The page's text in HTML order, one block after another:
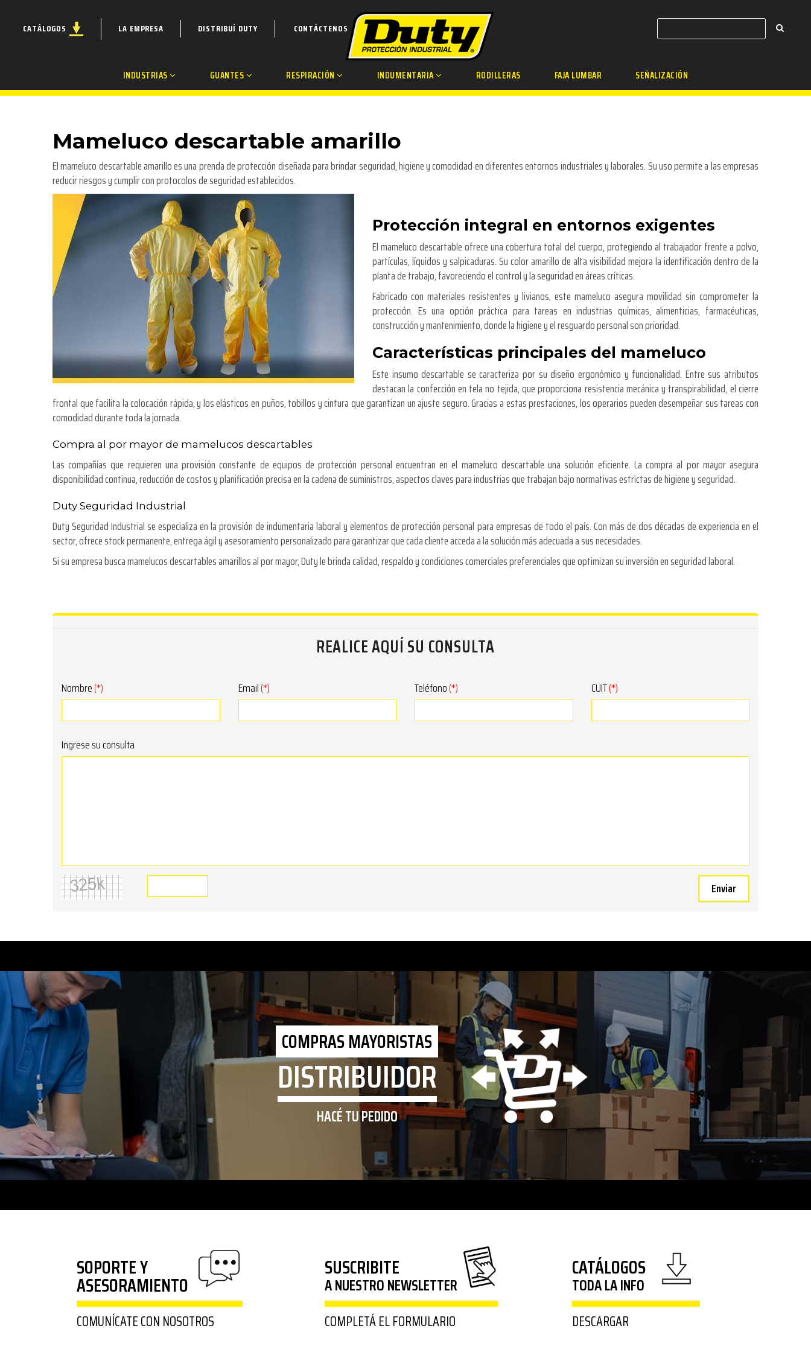
CATÁLOGOS LA EMPRESA DISTRIBUÍ DUTY CONTÁCTENOS
INDUSTRIAS GUANTES RESPIRACIÓN INDUMENTARIA RODILLERAS FAJA LUMBAR SEÑALIZACIÓN
Mameluco descartable amarillo
El mameluco descartable amarillo es una prenda de protección diseñada para brindar seguridad, higiene y comodidad en diferentes entornos industriales y laborales. Su uso permite a las empresas
reducir riesgos y cumplir con protocolos de seguridad establecidos.
Protección integral en entornos exigentes
El mameluco descartable ofrece una cobertura total del cuerpo, protegiendo al trabajador frente a polvo,
partículas, líquidos y salpicaduras. Su color amarillo de alta visibilidad mejora la identificación dentro de la
planta de trabajo, favoreciendo el control y la seguridad en áreas críticas.
Fabricado con materiales resistentes y livianos, este mameluco asegura movilidad sin comprometer la
protección. Es una opción práctica para tareas en industrias químicas, alimenticias, farmacéuticas,
construcción y mantenimiento, donde la higiene y el resguardo personal son prioridad.
Características principales del mameluco
Este insumo descartable se caracteriza por su diseño ergonómico y funcionalidad. Entre sus atributos
destacan la confección en tela no tejida, que proporciona resistencia mecánica y transpirabilidad, el cierre
frontal que facilita la colocación rápida, y los elásticos en puños, tobillos y cintura que garantizan un ajuste seguro. Gracias a estas prestaciones, los operarios pueden desempeñar sus tareas con
comodidad durante toda la jornada.
Compra al por mayor de mamelucos descartables
Las compañías que requieren una provisión constante de equipos de protección personal encuentran en el mameluco descartable una solución eficiente. La compra al por mayor asegura
disponibilidad continua, reducción de costos y planificación precisa en la cadena de suministros, aspectos claves para industrias que trabajan bajo normativas estrictas de higiene y seguridad.
Duty Seguridad Industrial
Duty Seguridad Industrial se especializa en la provisión de indumentaria laboral y elementos de protección personal para empresas de todo el país. Con más de dos décadas de experiencia en el
sector, ofrece stock permanente, entrega ágil y asesoramiento personalizado para garantizar que cada cliente acceda a la solución más adecuada a sus necesidades.
Si su empresa busca mamelucos descartables amarillos al por mayor, Duty le brinda calidad, respaldo y condiciones comerciales preferenciales que optimizan su inversión en seguridad laboral.
REALICE AQUÍ SU CONSULTA
Nombre(*) Email(*) Teléfono(*) CUIT(*)
Ingrese su consulta
Enviar
COMPRAS MAYORISTAS
DISTRIBUIDOR
HACÉ TU PEDIDO
SOPORTE Y
ASESORAMIENTO
COMUNÍCATE CON NOSOTROS
SUSCRIBITE
A NUESTRO NEWSLETTER
COMPLETÁ EL FORMULARIO
CATÁLOGOS
TODA LA INFO
DESCARGAR